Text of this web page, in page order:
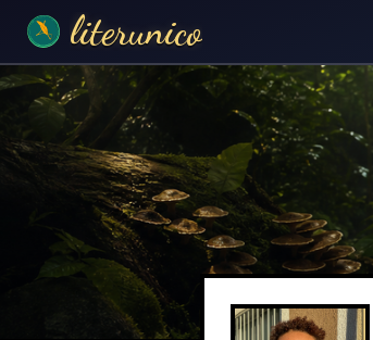
literunico